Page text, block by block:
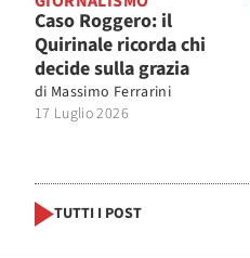
Caso Roggero: il
Quirinale ricorda chi
decide sulla grazia
di Massimo Ferrarini
17 Luglio 2026
TUTTI I POST